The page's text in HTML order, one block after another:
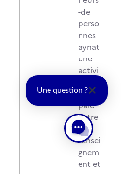
-de
perso
nnes
aynat
une
activi
princi
pale
autre
sue
l’ensei
gnem
ent et
Une question ?